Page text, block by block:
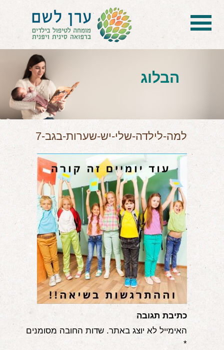
בית
הטיפול
הכל על דיקור סיני ודיקור יפני לילדים
הילד לא מפסיק להיות חולה
בעיות נשימה: קוצר, סטרידור ועוד
דלקות ונוזלים באוזניים
קשיים רגשיים, אתגרי התנהגות
בעיות/מחלות נוספות
שאלות ותשובות
הורים ממליצים
לימודי "שונישין"
במתנה!
הבלוג
למה-לילדה-שלי-יש-שערות-בגב-7
כתיבת תגובה
האימייל לא יוצג באתר. שדות החובה מסומנים
*